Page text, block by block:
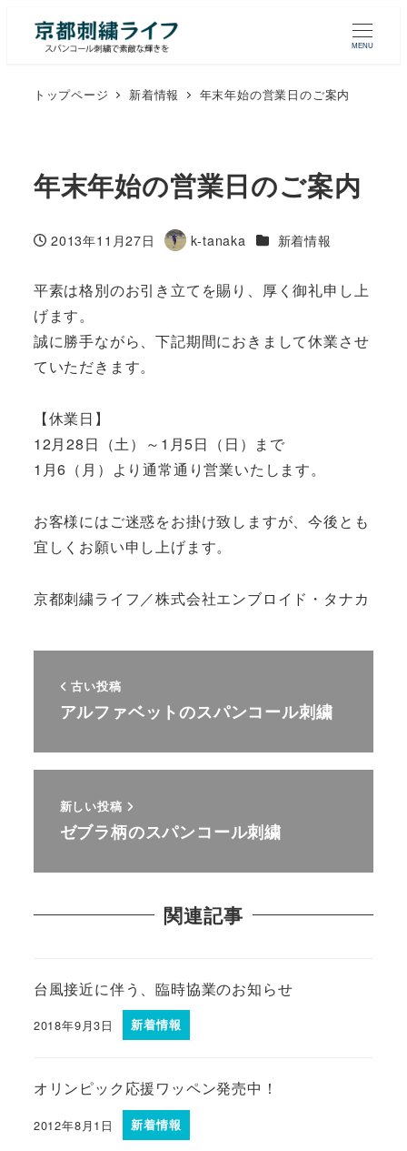
MENU
トップページ 新着情報 年末年始の営業日のご案内
年末年始の営業日のご案内
投稿日
2013年11月27日
著
k-tanaka カテゴリー
新着情報
平素は格別のお引き立てを賜り、厚く御礼申し上
げます。
誠に勝手ながら、下記期間におきまして休業させ
ていただきます。
【休業日】
12月28日（土）～1月5日（日）まで
1月6（月）より通常通り営業いたします。
お客様にはご迷惑をお掛け致しますが、今後とも
宜しくお願い申し上げます。
京都刺繍ライフ／株式会社エンブロイド・タナカ
古い投稿
アルファベットのスパンコール刺繍
新しい投稿
ゼブラ柄のスパンコール刺繍
関連記事
台風接近に伴う、臨時協業のお知らせ
2018年9月3日 新着情報
オリンピック応援ワッペン発売中！
2012年8月1日 新着情報